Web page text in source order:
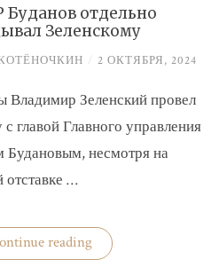
Буданов отдельно
Зеленскому
/ 2 ОКТЯБРЯ, 2024
Владимир Зеленский провел
главой Главного управления
Будановым, несмотря на
…
reading«Глава
ГУР